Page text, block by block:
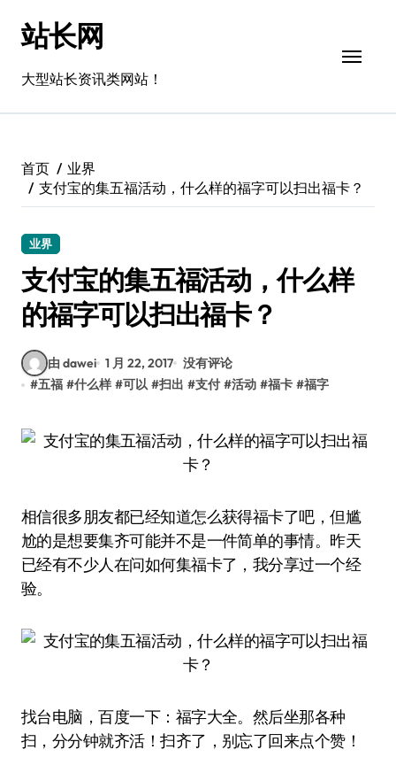
站长网
大型站长资讯类网站！
首页
业界
支付宝的集五福活动，什么样的福字可以扫出福卡？
业界
支付宝的集五福活动，什么样
的福字可以扫出福卡？
由 dawei 1 月 22, 2017 没有评论
#五福 #什么样 #可以 #扫出 #支付 #活动 #福卡 #福字
相信很多朋友都已经知道怎么获得福卡了吧，但尴
尬的是想要集齐可能并不是一件简单的事情。昨天
已经有不少人在问如何集福卡了，我分享过一个经
验。
找台电脑，百度一下：福字大全。然后坐那各种
扫，分分钟就齐活！扫齐了，别忘了回来点个赞！